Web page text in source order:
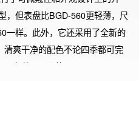
，但表盘比BGD-560更轻薄，尺
一样。此外，它还采用了全新的
爽干净的配色不论四季都可完
各种不同风格。